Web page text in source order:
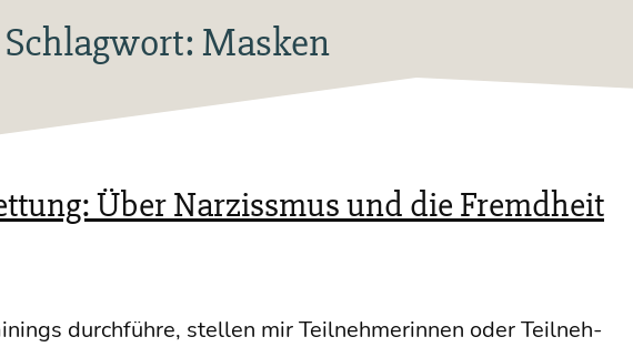
Schlagwort: Masken
Über Narzissmus und die Fremdheit
durch­füh­re, stel­len mir Teil­neh­me­rin­nen oder Teil­neh­